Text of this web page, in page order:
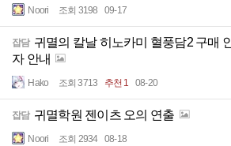
Noori 조회 3198 09-17
잡담 귀멸의 칼날 히노카미 혈풍담2 구매
자 안내
Hako 조회 3713 추천 1 08-20
잡담 귀멸학원 젠이츠 오의 연출
Noori 조회 2934 08-18